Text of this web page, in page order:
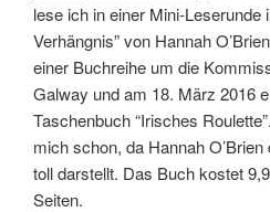
lese ich in einer Mini-Leserunde
Verhängnis” von Hannah
einer Buchreihe um die
Galway und am 18. März 2016
Taschenbuch “Irisches
mich schon, da Hannah
toll darstellt. Das Buch kostet
Seiten.